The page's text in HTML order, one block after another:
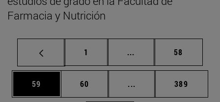
Farmacia y Nutrición
Página
1 ... Páginas intermedias
Página
58
Página
59 Página
60 ... Páginas intermedias
Página
389